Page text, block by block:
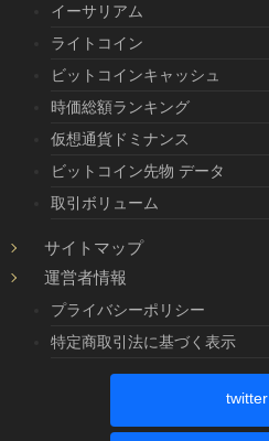
イーサリアム
ライトコイン
ビットコインキャッシュ
時価総額ランキング
仮想通貨ドミナンス
ビットコイン先物 データ
取引ボリューム
サイトマップ
運営者情報
プライバシーポリシー
特定商取引法に基づく表示
twitter